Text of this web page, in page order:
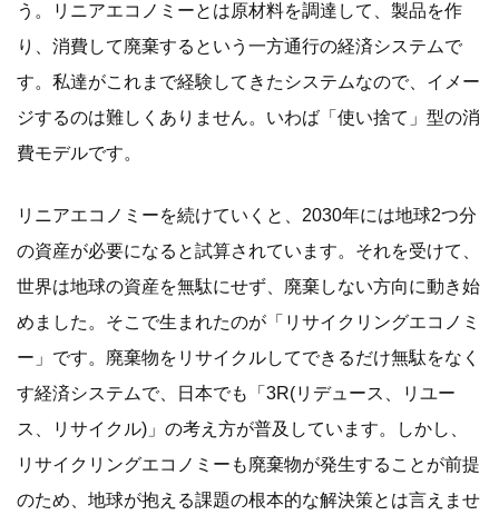
う。リニアエコノミーとは原材料を調達して、製品を作
り、消費して廃棄するという一方通行の経済システムで
す。私達がこれまで経験してきたシステムなので、イメー
ジするのは難しくありません。いわば「使い捨て」型の消
費モデルです。
リニアエコノミーを続けていくと、2030年には地球2つ分
の資産が必要になると試算されています。それを受けて、
世界は地球の資産を無駄にせず、廃棄しない方向に動き始
めました。そこで生まれたのが「リサイクリングエコノミ
ー」です。廃棄物をリサイクルしてできるだけ無駄をなく
す経済システムで、日本でも「3R(リデュース、リユー
ス、リサイクル)」の考え方が普及しています。しかし、
リサイクリングエコノミーも廃棄物が発生することが前提
のため、地球が抱える課題の根本的な解決策とは言えませ